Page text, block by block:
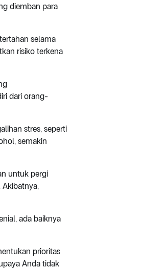
diemban para
selama
risiko terkena
dari orang-
stres, seperti
semakin
untuk pergi
ada baiknya
prioritas
Anda tidak